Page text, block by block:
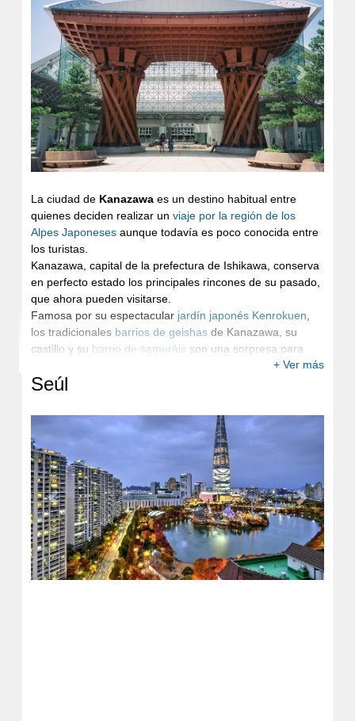
Previous Next
La ciudad de Kanazawa es un destino habitual entre
quienes deciden realizar unviaje por la región de los
Alpes Japoneses aunque todavía es poco conocida entre
los turistas.
Kanazawa, capital de la prefectura de Ishikawa, conserva
en perfecto estado los principales rincones de su pasado,
que ahora pueden visitarse.
Famosa por su espectacular jardín japonés Kenrokuen
los tradicionales barrios de geishas de Kanazawa, su
castillo y su barrio de samuráis son una sorpresa para
+ Ver más
Seúl
Previous Next